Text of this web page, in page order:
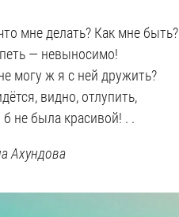
мне делать? Как мне быть?
— невыносимо!
могу ж я с ней дружить?
видно, отлупить,
б не была красивой! . .
Ахундова